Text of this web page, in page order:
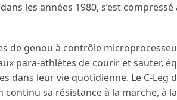
les années 1980, s’est compressé
de genou à contrôle
para-athlètes de courir et sauter,
dans leur vie quotidienne. Le C-Leg
sa résistance à la marche, à